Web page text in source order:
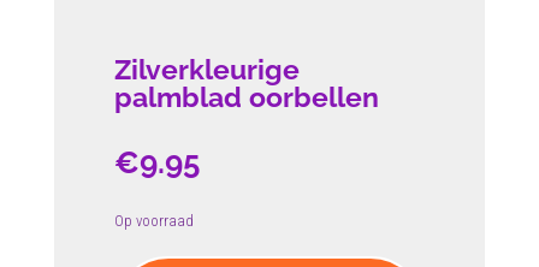
Zilverkleurige
palmblad oorbellen
€9.95
Op voorraad
Zilverkleurige